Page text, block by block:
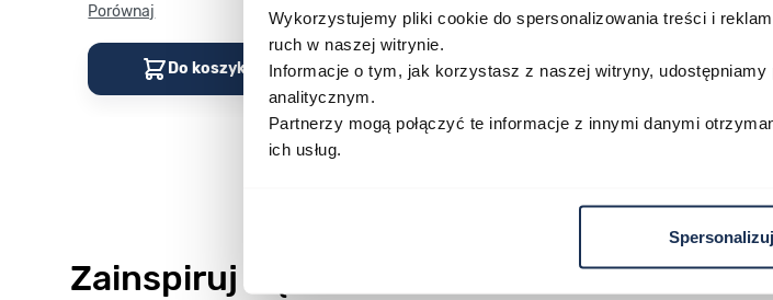
Wykorzystujemy pliki cookie do spersonalizowania treści i
ruch w naszej witrynie.
Informacje o tym, jak korzystasz z naszej witryny,
analitycznym.
Partnerzy mogą połączyć te informacje z innymi danymi
ich usług.
Spersonalizuj
Porównaj
Do koszyka
Porównaj
Do koszyka
Porównaj
Do
Zainspiruj się